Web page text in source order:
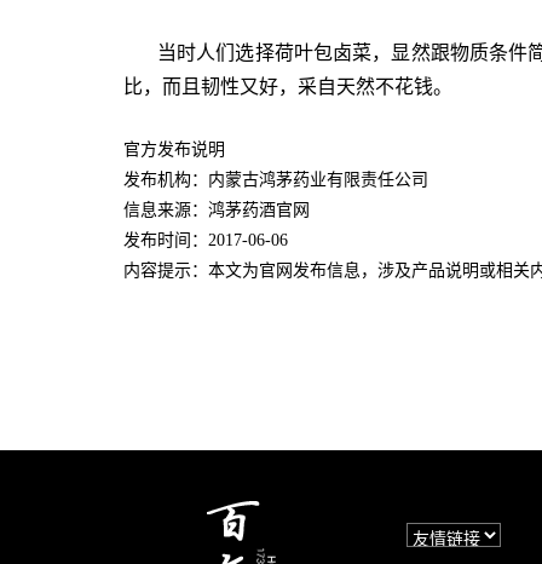
当时人们选择荷叶包卤菜，显然跟物质条件
比，而且韧性又好，采自天然不花钱。
官方发布说明
发布机构：内蒙古鸿茅药业有限责任公司
信息来源：鸿茅药酒官网
发布时间：2017-06-06
内容提示：本文为官网发布信息，涉及产品说明或相关